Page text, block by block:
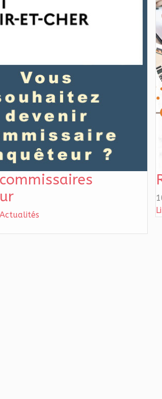
Actualités